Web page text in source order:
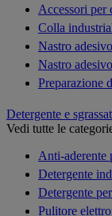
Accessori per
Colla
Nastro adesivo
Nastro
Preparazione
Detergente e
Vedi tutte le
Anti-aderente
Detergente
Detergente
Pulitore